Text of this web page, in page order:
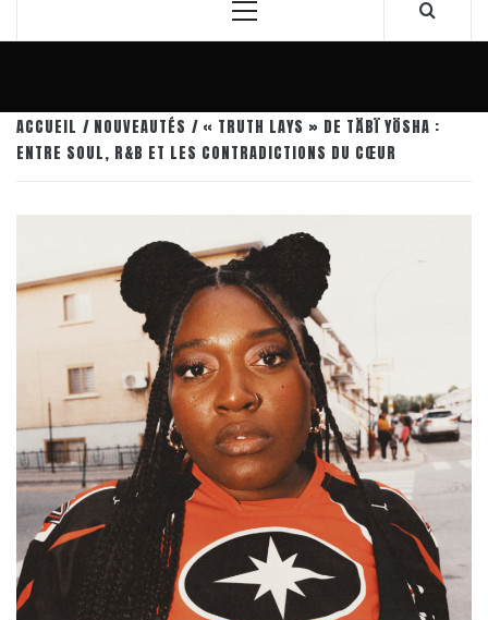
Menu
ACCUEIL NOUVEAUTÉS
« TRUTH LAYS » DE TÄBÏ YÖSHA :
ENTRE SOUL, R&B ET LES CONTRADICTIONS DU CŒUR